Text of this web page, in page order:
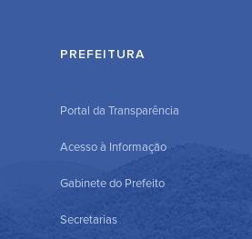
PREFEITURA
Portal da Transparência
Acesso à Informação
Gabinete do Prefeito
Secretarias